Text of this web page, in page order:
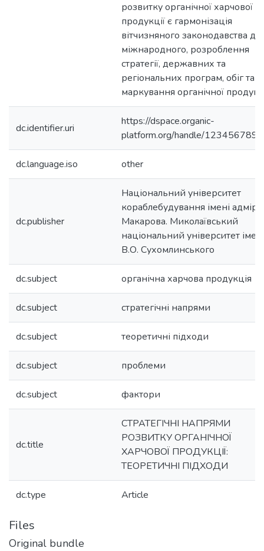
розвитку органічної харчової
продукції є гармонізація
вітчизняного законодавства до
міжнародного, розроблення
стратегії, державних та
регіональних програм, обіг та
маркування органічної
dc.identifier.uri
https://dspace.organic-
platform.org/handle/
dc.language.iso other
dc.publisher
Національний університет
кораблебудування імені
Макарова. Миколаївський
національний університет імені
В.О. Сухомлинського
dc.subject органічна харчова продукція
dc.subject стратегічні напрями
dc.subject теоретичні підходи
dc.subject проблеми
dc.subject фактори
dc.title
СТРАТЕГІЧНІ НАПРЯМИ
РОЗВИТКУ ОРГАНІЧНОЇ
ХАРЧОВОЇ ПРОДУКЦІЇ:
ТЕОРЕТИЧНІ ПІДХОДИ
dc.type Article
Files
Original bundle